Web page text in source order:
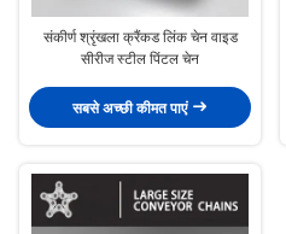
संकीर्ण श्रृंखला क्रैंकड लिंक चेन वाइड
सीरीज स्टील पिंटल चेन
सबसे अच्छी कीमत पाएं